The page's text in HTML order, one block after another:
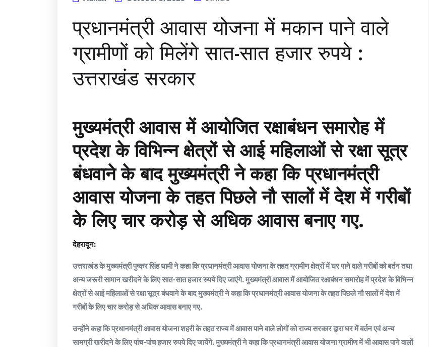
प्रधानमंत्री आवास योजना में मकान पाने वाले
ग्रामीणों को मिलेंगे सात-सात हजार रुपये :
उत्तराखंड सरकार
मुख्यमंत्री आवास में आयोजित रक्षाबंधन समारोह में
प्रदेश के विभिन्न क्षेत्रों से आई महिलाओं से रक्षा सूत्र
बंधवाने के बाद मुख्यमंत्री ने कहा कि प्रधानमंत्री
आवास योजना के तहत पिछले नौ सालों में देश में गरीबों
के लिए चार करोड़ से अधिक आवास बनाए गए.
देहरादून:
उत्तराखंड के मुख्यमंत्री पुष्कर सिंह धामी ने कहा कि प्रधानमंत्री आवास योजना के तहत ग्रामीण क्षेत्रों में घर पाने वाले गरीबों को बर्तन तथा
अन्य जरूरी सामान खरीदने के लिए सात-सात हजार रुपये दिए जाएंगे. मुख्यमंत्री आवास में आयोजित रक्षाबंधन समारोह में प्रदेश के विभिन्न
क्षेत्रों से आई महिलाओं से रक्षा सूत्र बंधवाने के बाद मुख्यमंत्री ने कहा कि प्रधानमंत्री आवास योजना के तहत पिछले नौ सालों में देश में
गरीबों के लिए चार करोड़ से अधिक आवास बनाए गए.
उन्होंने कहा कि प्रधानमंत्री आवास योजना शहरी के तहत राज्य में आवास पाने वाले लोगों को राज्य सरकार द्वारा घर में बर्तन एवं अन्य
सामग्री खरीदने के लिए पांच-पांच हजार रुपये दिए जायेंगे. मुख्यमंत्री ने कहा कि प्रधानमंत्री आवास योजना ग्रामीण में भी आवास पाने वालों